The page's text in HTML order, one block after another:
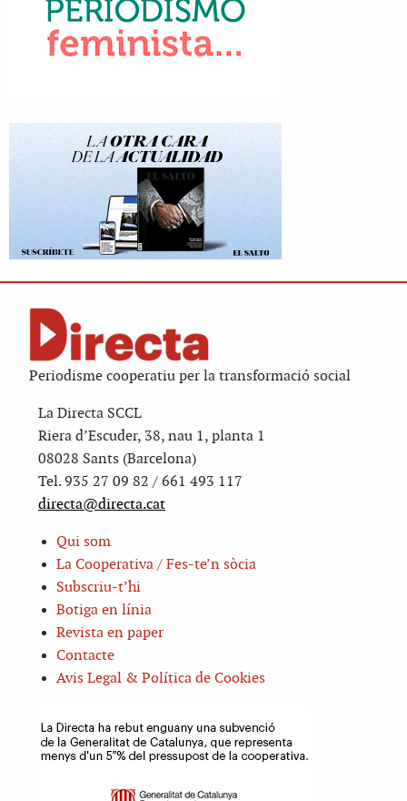
Periodisme cooperatiu per la transformació social
La Directa SCCL
Riera d’Escuder, 38, nau 1, planta 1
08028 Sants (Barcelona)
Tel. 935 27 09 82 / 661 493 117
directa@directa.cat
Qui som
La Cooperativa / Fes-te’n sòcia
Subscriu-t’hi
Botiga en línia
Revista en paper
Contacte
Avis Legal & Política de Cookies